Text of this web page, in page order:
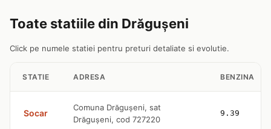
Toate statiile din Drăguşeni
Click pe numele statiei pentru preturi detaliate si evolutie.
STATIE ADRESA BENZINA
Socar
Comuna Drăguşeni, sat
Drăguşeni, cod 727220
9.39